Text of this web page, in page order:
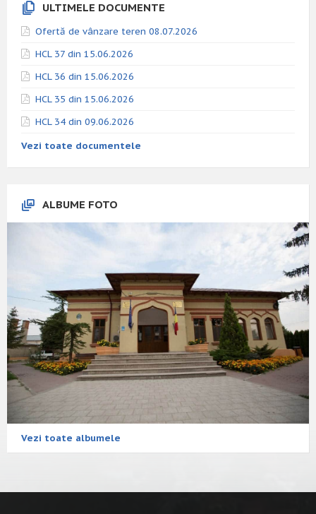
ULTIMELE DOCUMENTE
Ofertă de vânzare teren 08.07.2026
HCL 37 din 15.06.2026
HCL 36 din 15.06.2026
HCL 35 din 15.06.2026
HCL 34 din 09.06.2026
Vezi toate documentele
ALBUME FOTO
Vezi toate albumele